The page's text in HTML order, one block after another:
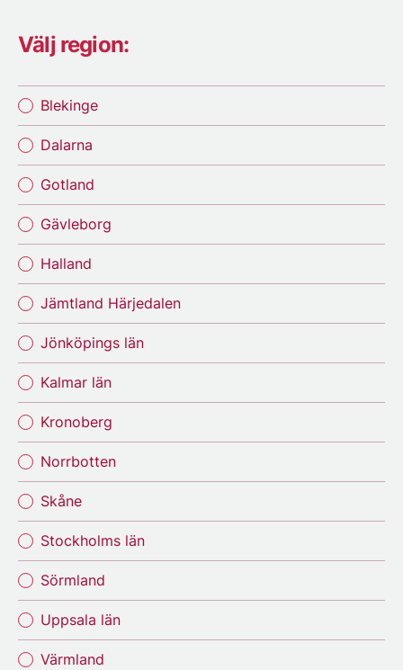
Välj region:
Blekinge
Dalarna
Gotland
Gävleborg
Halland
Jämtland Härjedalen
Jönköpings län
Kalmar län
Kronoberg
Norrbotten
Skåne
Stockholms län
Sörmland
Uppsala län
Värmland